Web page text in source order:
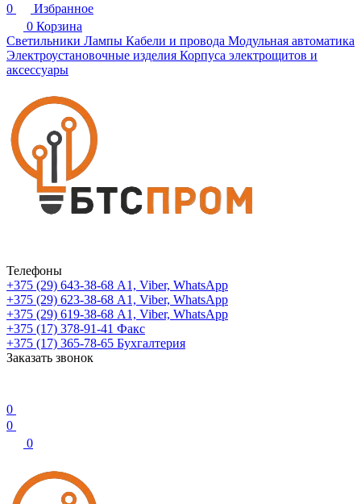
0
Избранное
0 Корзина
Светильники Лампы Кабели и провода Модульная автоматика
Электроустановочные изделия Корпуса электрощитов и
аксессуары
Телефоны
+375 (29) 643-38-68 А1, Viber, WhatsApp
+375 (29) 623-38-68 А1, Viber, WhatsApp
+375 (29) 619-38-68 А1, Viber, WhatsApp
+375 (17) 378-91-41 Факс
+375 (17) 365-78-65 Бухгалтерия
Заказать звонок
0
0
0